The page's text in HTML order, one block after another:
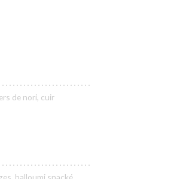
de nori, cuir
halloumi snacké.